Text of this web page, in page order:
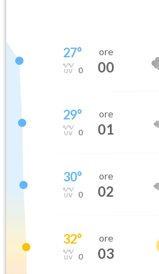
27°
0
ore
00
29°
0
ore
01
30°
0
ore
02
32°
0
ore
03